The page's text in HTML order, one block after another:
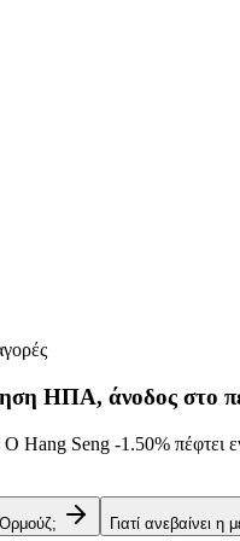
ΗΠΑ, άνοδος στο
Ο Hang Seng -1.50% πέφτει
Γιατί ανεβαίνει